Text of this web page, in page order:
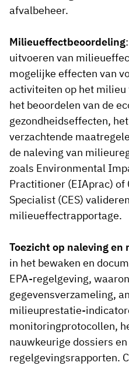
afvalbeheer.
Milieueffectbeoordeling
uitvoeren van
mogelijke effecten van
activiteiten op het
het beoordelen van de
gezondheidseffecten,
verzachtende
de naleving van
zoals Environmental
Practitioner (EIAprac)
Specialist (CES)
milieueffectrapportage.
Toezicht op naleving en
in het bewaken en
EPA-regelgeving,
gegevensverzameling,
milieuprestatie-
monitoringprotocollen,
nauwkeurige dossiers
regelgevingsrapporten.